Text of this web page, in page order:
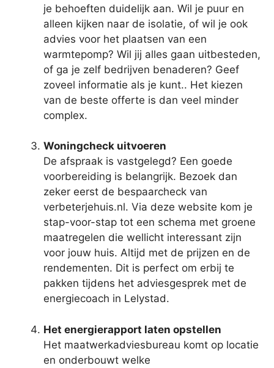
je behoeften duidelijk aan. Wil je puur en
alleen kijken naar de isolatie, of wil je ook
advies voor het plaatsen van een
warmtepomp? Wil jij alles gaan uitbesteden,
of ga je zelf bedrijven benaderen? Geef
zoveel informatie als je kunt.. Het kiezen
van de beste offerte is dan veel minder
complex.
Woningcheck uitvoeren
De afspraak is vastgelegd? Een goede
voorbereiding is belangrijk. Bezoek dan
zeker eerst de bespaarcheck van
verbeterjehuis.nl. Via deze website kom je
stap-voor-stap tot een schema met groene
maatregelen die wellicht interessant zijn
voor jouw huis. Altijd met de prijzen en de
rendementen. Dit is perfect om erbij te
pakken tijdens het adviesgesprek met de
energiecoach in Lelystad.
Het energierapport laten opstellen
Het maatwerkadviesbureau komt op locatie
en onderbouwt welke